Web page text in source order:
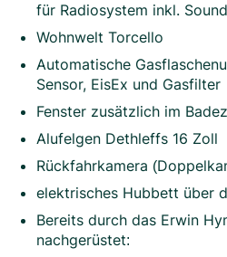
für Radiosystem inkl.
Wohnwelt Torcello
Automatische
Sensor, EisEx und Gasfilter
Fenster zusätzlich im
Alufelgen Dethleffs 16 Zoll
Rückfahrkamera
elektrisches Hubbett über
Bereits durch das Erwin
nachgerüstet: